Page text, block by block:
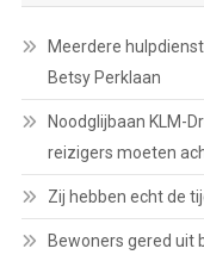
Meerdere
Betsy Perklaan
Noodglijbaan KLM-
reizigers moeten
Zij hebben echt de
Bewoners gered uit